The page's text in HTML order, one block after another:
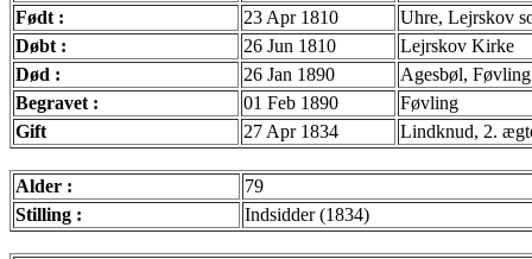
Født :
23 Apr 1810
Uhre, Lejrskov
Døbt :
26 Jun 1810
Lejrskov Kirke
Død :
26 Jan 1890
Agesbøl,
Begravet :
01 Feb 1890
Føvling
Gift
27 Apr 1834 Lindknud, 2.
Alder :
79
Stilling :
Indsidder (1834)